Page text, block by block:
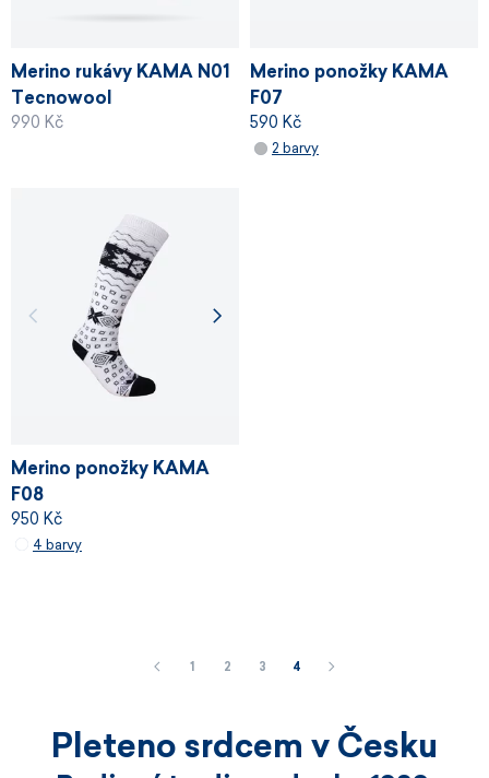
Merino rukávy KAMA N01
Tecnowool
990 Kč
Merino ponožky KAMA
F07
590 Kč
2 barvy
Merino ponožky KAMA
F08
950 Kč
4 barvy
1 2 3 4
Pleteno srdcem v Česku